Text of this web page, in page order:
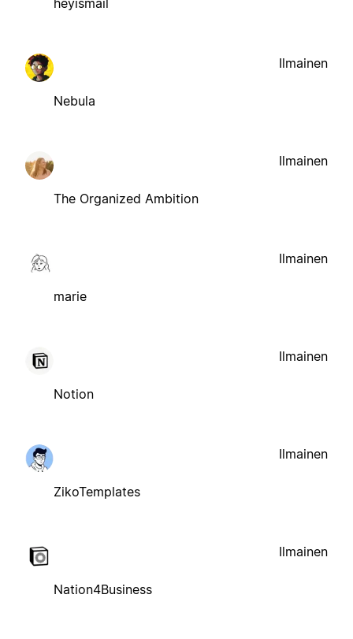
Nebula
Ilmainen
The Organized Ambition
Ilmainen
marie
Ilmainen
Notion
Ilmainen
ZikoTemplates
Ilmainen
Nation4Business
Ilmainen